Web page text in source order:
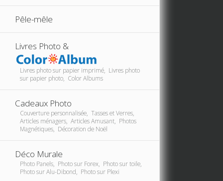
Pêle-mêle
Livres Photo &
Livres photo sur papier imprimé, Livres photo
sur papier photo, Color Albums
Cadeaux Photo
Couverture personnalisée, Tasses et Verres,
Articles ménagers, Articles Amusant, Photos
Magnétiques, Décoration de Noël
Déco Murale
Photo Panels, Photo sur Forex, Photo sur toile,
Photo sur Alu-Dibond, Photo sur Plexi